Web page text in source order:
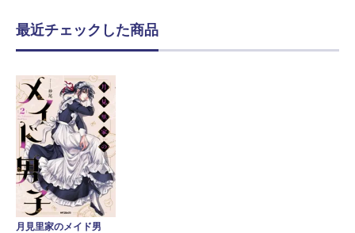
最近チェックした商品
月見里家のメイド男